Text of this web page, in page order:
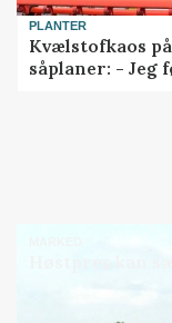
PLANTER
Kvælstofkaos
såplaner: - Jeg